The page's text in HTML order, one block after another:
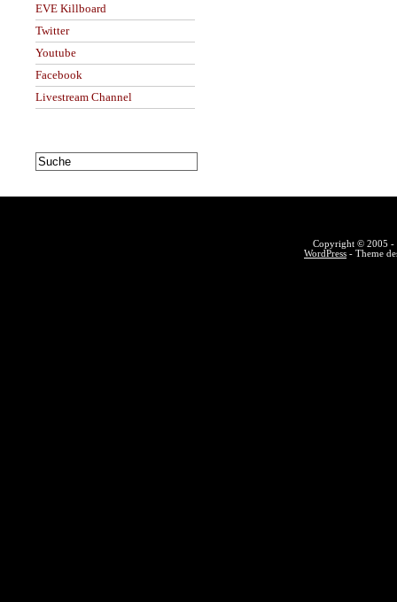
EVE Killboard
Twitter
Youtube
Facebook
Livestream Channel
Copyright © 2005 -
WordPress - Theme